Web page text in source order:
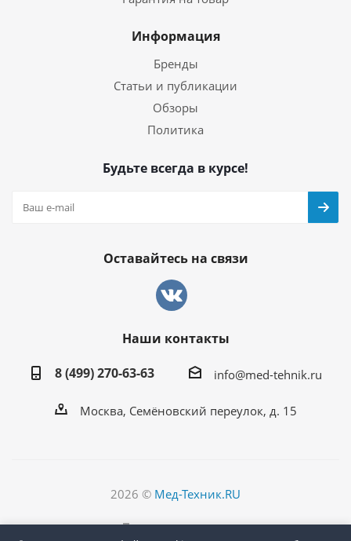
Информация
Бренды
Статьи и публикации
Обзоры
Политика
Будьте всегда в курсе!
Оставайтесь на связи
Наши контакты
8 (499) 270-63-63
info@med-tehnik.ru
Москва, Семёновский переулок, д. 15
2026 © Мед-Техник.RU